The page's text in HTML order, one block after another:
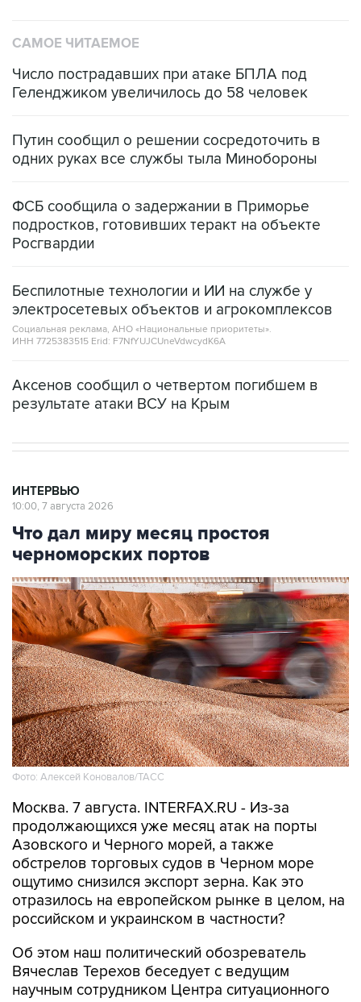
САМОЕ ЧИТАЕМОЕ
Число пострадавших при атаке БПЛА под
Геленджиком увеличилось до 58 человек
Путин сообщил о решении сосредоточить в
одних руках все службы тыла Минобороны
ФСБ сообщила о задержании в Приморье
подростков, готовивших теракт на объекте
Росгвардии
Беспилотные технологии и ИИ на службе у
электросетевых объектов и агрокомплексов
Социальная реклама, АНО «Национальные приоритеты».
ИНН 7725383515 Erid: F7NfYUJCUneVdwcydK6A
Аксенов сообщил о четвертом погибшем в
результате атаки ВСУ на Крым
ИНТЕРВЬЮ
10:00, 7 августа 2026
Что дал миру месяц простоя
черноморских портов
Фото: Алексей Коновалов/ТАСС
Москва. 7 августа. INTERFAX.RU - Из-за
продолжающихся уже месяц атак на порты
Азовского и Черного морей, а также
обстрелов торговых судов в Черном море
ощутимо снизился экспорт зерна. Как это
отразилось на европейском рынке в целом, на
российском и украинском в частности?
Об этом наш политический обозреватель
Вячеслав Терехов беседует с ведущим
научным сотрудником Центра ситуационного